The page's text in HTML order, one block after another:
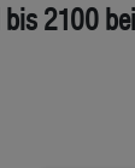
2100